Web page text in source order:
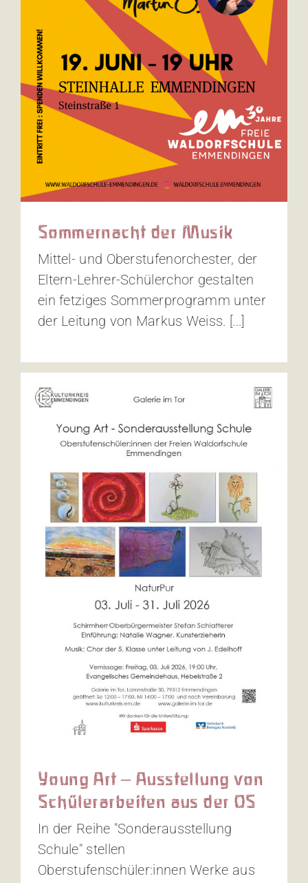
Sommernacht der Musik
Mittel- und Oberstufenorchester, der
Eltern-Lehrer-Schülerchor gestalten
ein fetziges Sommerprogramm unter
der Leitung von Markus Weiss. [...]
Young Art – Ausstellung von
Schülerarbeiten aus der OS
In der Reihe "Sonderausstellung
Schule" stellen
Oberstufenschüler:innen Werke aus